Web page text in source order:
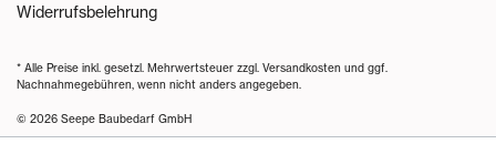
Widerrufsbelehrung
© 2026 Seepe Baubedarf GmbH
* Alle Preise inkl. gesetzl. Mehrwertsteuer zzgl. Versandkosten und ggf.
Nachnahmegebühren, wenn nicht anders angegeben.